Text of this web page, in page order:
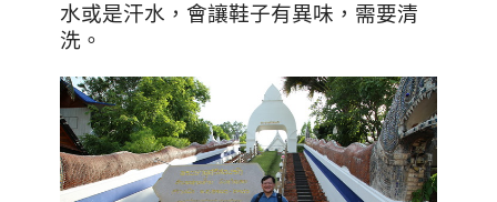
水或是汗水，會讓鞋子有異味，需要清
洗。